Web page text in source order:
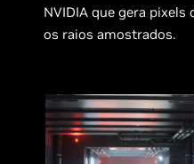
NVIDIA que gera
os raios amostrados.